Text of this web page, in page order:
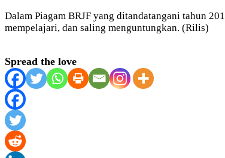
Dalam Piagam BRJF yang ditandatangani tahun
mempelajari, dan saling menguntungkan. (Rilis)
Spread the love